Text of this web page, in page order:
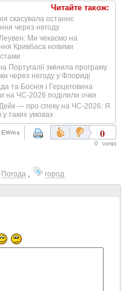
Читайте також:
скасувала останнє
через негоду
Ми чекаємо на
Кривбаса новими
Португалії змінила програму
через негоду у Флориді
та Боснія і Герцеговина
на ЧС-2026 поділили очки
— про спеку на ЧС-2026: Я
у таких умовах
0
0
Погода
город